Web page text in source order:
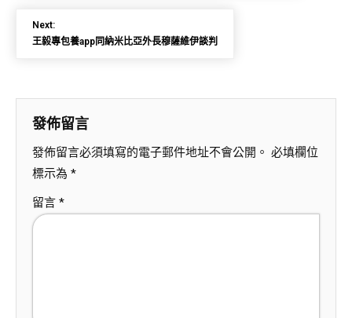
Next:
王毅專包養app同納米比亞外長穆薩維伊談判
發佈留言
發佈留言必須填寫的電子郵件地址不會公開。 必填欄位
標示為 *
留言 *